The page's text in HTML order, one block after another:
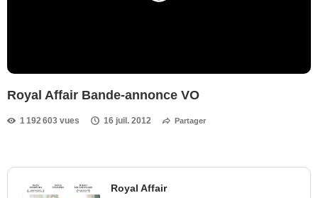
Royal Affair Bande-annonce VO
1 192 603 vues 16 juil. 2012 Partager
Royal Affair